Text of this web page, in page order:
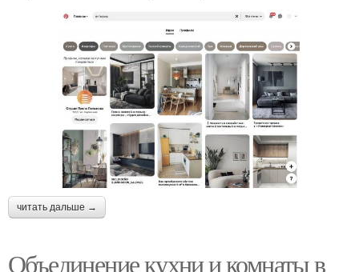
читать дальше →
Объединение кухни и комнаты в